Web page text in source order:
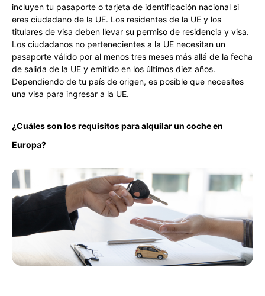
incluyen tu pasaporte o tarjeta de identificación nacional si
eres ciudadano de la UE. Los residentes de la UE y los
titulares de visa deben llevar su permiso de residencia y visa.
Los ciudadanos no pertenecientes a la UE necesitan un
pasaporte válido por al menos tres meses más allá de la fecha
de salida de la UE y emitido en los últimos diez años.
Dependiendo de tu país de origen, es posible que necesites
una visa para ingresar a la UE.
¿Cuáles son los requisitos para alquilar un coche en
Europa?